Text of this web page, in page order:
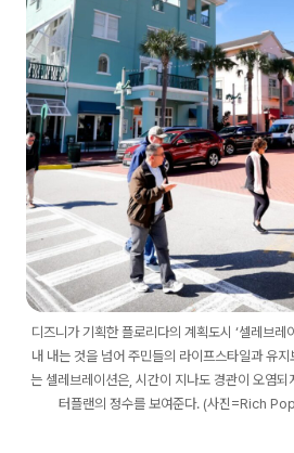
디즈니가 기획한 플로리다의 계획도시 ‘셀레브
내 내는 것을 넘어 주민들의 라이프스타일과 유
는 셀레브레이션은, 시간이 지나도 경관이 오염
터플랜의 정수를 보여준다. (사진=Rich